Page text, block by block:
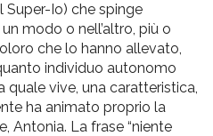
Super-Io) che spinge
modo o nell’altro, più o
che lo hanno allevato,
individuo autonomo
vive, una caratteristica,
ha animato proprio la
Antonia. La frase “niente